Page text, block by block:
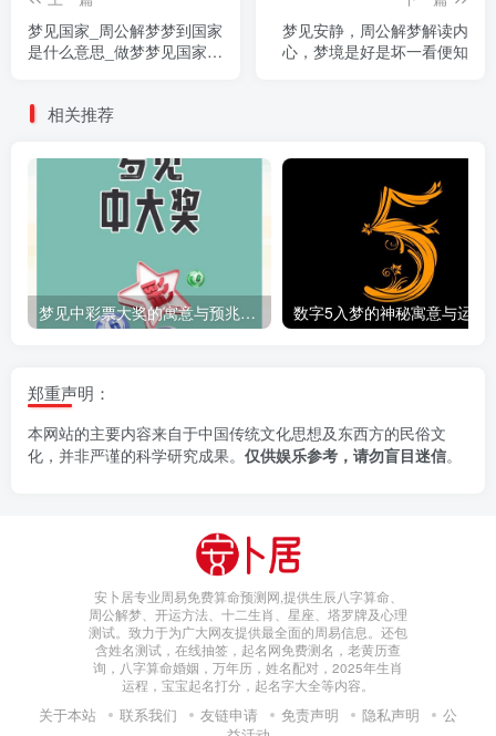
梦见国家_周公解梦梦到国家
是什么意思_做梦梦见国家好
梦见安静，周公解梦解读内
心，梦境是好是坏一看便知
相关推荐
梦见中彩票大奖的寓意与预兆解析
郑重声明：
本网站的主要内容来自于中国传统文化思想及东西方的民俗文
化，并非严谨的科学研究成果。 仅供娱乐参考，请勿盲目迷信。
安卜居专业周易免费算命预测网,提供生辰八字算命、
周公解梦、开运方法、十二生肖、星座、塔罗牌及心理
测试。致力于为广大网友提供最全面的周易信息。还包
含姓名测试，在线抽签，起名网免费测名，老黄历查
询，八字算命婚姻，万年历，姓名配对，2025年生肖
运程，宝宝起名打分，起名字大全等内容。
关于本站 联系我们 友链申请 免责声明 隐私声明
公